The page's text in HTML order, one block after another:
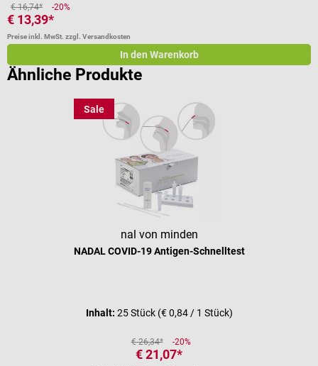
€ 16,74* -20%
€ 13,39*
Preise inkl. MwSt. zzgl. Versandkosten
In den Warenkorb
Ähnliche Produkte
Sale
nal von minden
NADAL COVID-19 Antigen-Schnelltest
Inhalt: 25 Stück (€ 0,84 / 1 Stück)
€ 26,34* -20%
€ 21,07*